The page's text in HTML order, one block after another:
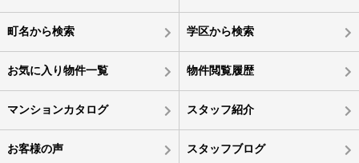
町名から検索 学区から検索
お気に入り物件一覧 物件閲覧履歴
マンションカタログ スタッフ紹介
お客様の声 スタッフブログ